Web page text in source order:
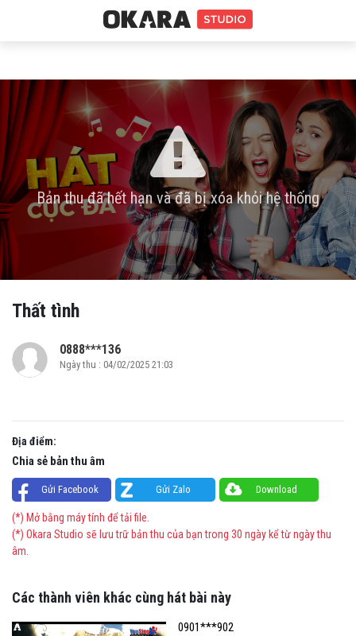
Bản thu đã hết hạn và đã bị xóa khỏi hệ thống
Thất tình
0888***136
Ngày thu : 04/02/2025 21:03
Địa điểm:
Chia sẻ bản thu âm
Gửi Facebook Gửi Zalo Download
(*) Mở bằng máy tính để tải file.
(*) Okara Studio sẽ lưu trữ bản thu của bạn trong 30 ngày kể từ ngày thu
âm.
Các thành viên khác cùng hát bài này
0901***902